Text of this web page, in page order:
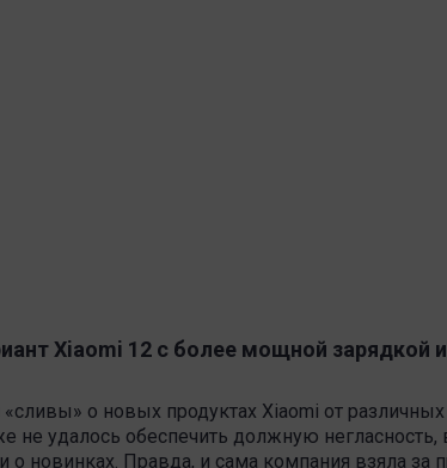
Xiaomi 12 с более мощной зарядкой
о новых продуктах Xiaomi от
не удалось обеспечить должную негласность,
о новинках. Правда, и сама компания взяла